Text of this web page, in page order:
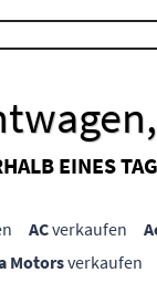
EINES
ACverkaufen
Motorsverkaufen